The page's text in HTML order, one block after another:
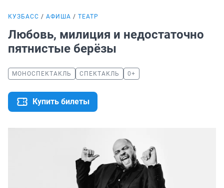
КУЗБАСС АФИША ТЕАТР
Любовь, милиция и недостаточно
пятнистые берёзы
МОНОСПЕКТАКЛЬ СПЕКТАКЛЬ 0+
Купить билеты